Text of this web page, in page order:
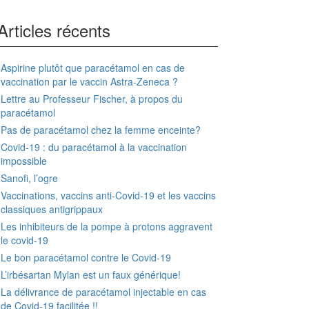
récents
Aspirine plutôt que paracétamol en cas de
vaccination par le vaccin Astra-Zeneca ?
Lettre au Professeur Fischer, à propos du
paracétamol
Pas de paracétamol chez la femme enceinte?
Covid-19 : du paracétamol à la vaccination
impossible
Sanofi, l’ogre
Vaccinations, vaccins anti-Covid-19 et les vaccins
classiques antigrippaux
Les inhibiteurs de la pompe à protons aggravent
le covid-19
Le bon paracétamol contre le Covid-19
L’irbésartan Mylan est un faux générique!
La délivrance de paracétamol injectable en cas
de Covid-19 facilitée !!